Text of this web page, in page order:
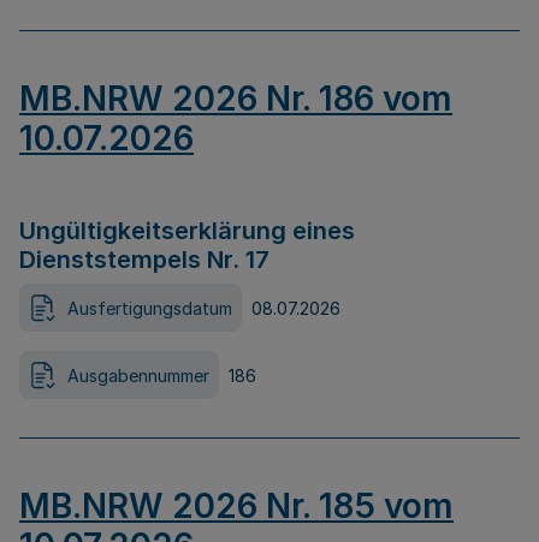
MB.NRW 2026 Nr. 186 vom
10.07.2026
Ungültigkeitserklärung eines
Dienststempels Nr. 17
Ausfertigungsdatum 08.07.2026
Ausgabennummer 186
MB.NRW 2026 Nr. 185 vom